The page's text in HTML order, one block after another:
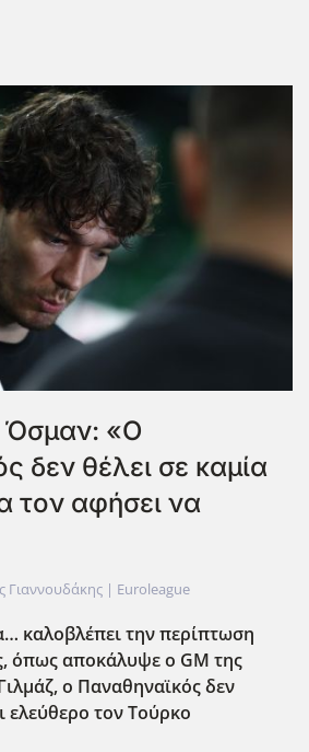
Όσμαν: «Ο
δεν θέλει σε καμία
τον αφήσει να
Γιαννουδάκης | Euroleague
καλοβλέπει την περίπτωση
όπως αποκάλυψε ο GM της
ο Παναθηναϊκός δεν
ελεύθερο τον Τούρκο